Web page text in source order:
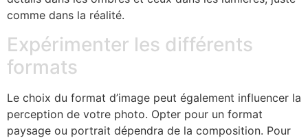
comme dans la réalité.
Expérimenter les différents
formats
Le choix du format d’image peut également influencer la
perception de votre photo. Opter pour un format
paysage ou portrait dépendra de la composition. Pour